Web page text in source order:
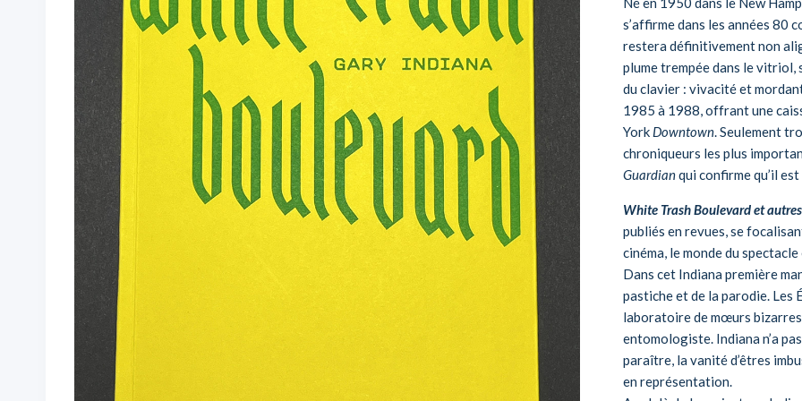
s’affirme dans les années 80
restera définitivement non
plume trempée dans le vitriol,
du clavier : vivacité et
1985 à 1988, offrant une
York Downtown. Seulement
chroniqueurs les plus
Guardianqui confirme qu’il
White Trash Boulevard et
publiés en revues, se
cinéma, le monde du
Dans cet Indiana première
pastiche et de la parodie. Les
laboratoire de mœurs bizarres
entomologiste. Indiana n’a
paraître, la vanité d’êtres
en représentation.